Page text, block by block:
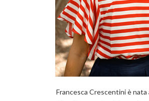
Francesca Crescentini è nata